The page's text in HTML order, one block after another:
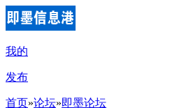
我的
发布
首页»论坛»即墨论坛